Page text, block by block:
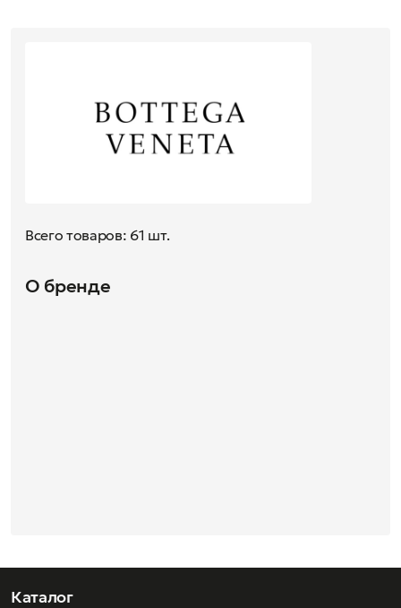
Всего товаров: 61 шт.
О бренде
Каталог